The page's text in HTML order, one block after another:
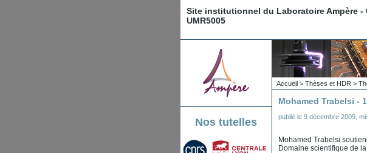
Site institutionnel du Laboratoire Ampère -
UMR5005
Nos tutelles
Accueil > Thèses et HDR >
Mohamed Trabelsi -
publié le 9 décembre 2009
Mohamed Trabelsi
Domaine scientifique de